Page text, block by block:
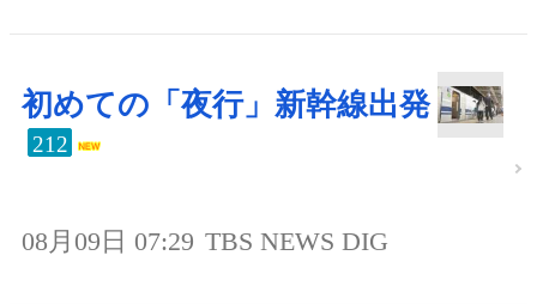
初めての「夜行」新幹線出発
212
08月09日 07:29 TBS NEWS DIG